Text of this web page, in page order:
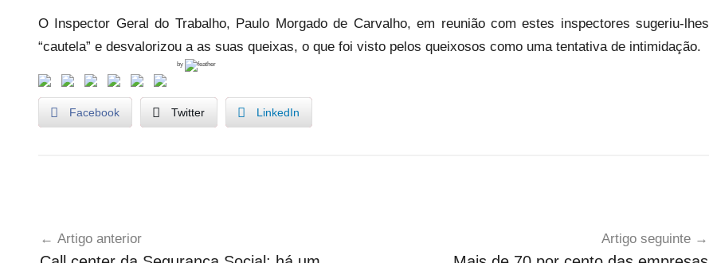
O Inspector Geral do Trabalho, Paulo Morgado de Carvalho, em reunião com estes inspectores sugeriu-lhes
“cautela” e desvalorizou a as suas queixas, o que foi visto pelos queixosos como uma tentativa de intimidação.
by
Facebook Twitter LinkedIn
c
Artigo anterior Artigo seguinte